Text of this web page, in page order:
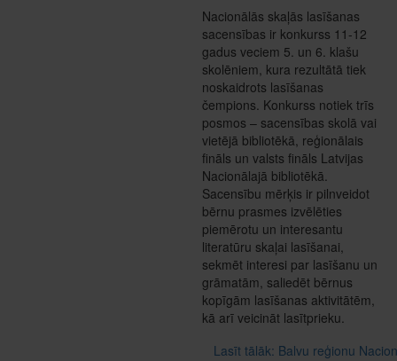
Nacionālās skaļās lasīšanas
sacensības ir konkurss 11-12
gadus veciem 5. un 6. klašu
skolēniem, kura rezultātā tiek
noskaidrots lasīšanas
čempions. Konkurss notiek trīs
posmos – sacensības skolā vai
vietējā bibliotēkā, reģionālais
fināls un valsts fināls Latvijas
Nacionālajā bibliotēkā.
Sacensību mērķis ir pilnveidot
bērnu prasmes izvēlēties
piemērotu un interesantu
literatūru skaļai lasīšanai,
sekmēt interesi par lasīšanu un
grāmatām, saliedēt bērnus
kopīgām lasīšanas aktivitātēm,
kā arī veicināt lasītprieku.
Lasīt tālāk: Balvu reģionu